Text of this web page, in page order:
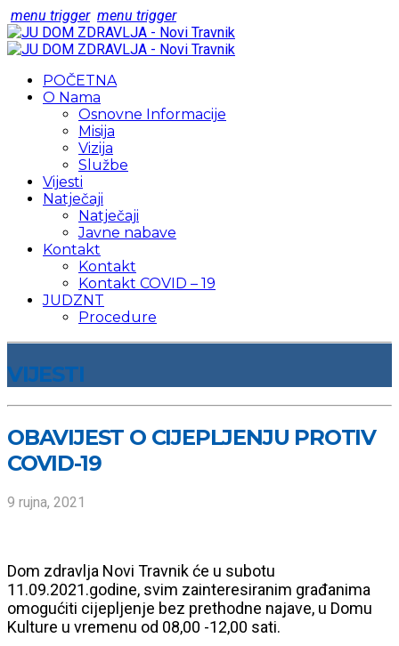
menu trigger menu trigger
POČETNA
O Nama
Osnovne Informacije
Misija
Vizija
Službe
Vijesti
Natječaji
Natječaji
Javne nabave
Kontakt
Kontakt
Kontakt COVID – 19
JUDZNT
Procedure
VIJESTI
OBAVIJEST O CIJEPLJENJU PROTIV
COVID-19
9 rujna, 2021
Dom zdravlja Novi Travnik će u subotu
11.09.2021.godine, svim zainteresiranim građanima
omogućiti cijepljenje bez prethodne najave, u Domu
Kulture u vremenu od 08,00 -12,00 sati.